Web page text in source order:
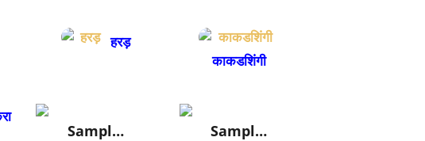
हरड़
काकडशिंगी
Sampl… Sampl…